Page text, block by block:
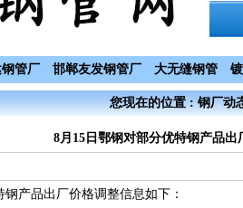
管厂 邯郸友发钢管厂 大无缝钢管
您现在的位置 : 钢厂动
8月15日鄂钢对部分优特钢产品出
产品出厂价格调整信息如下：